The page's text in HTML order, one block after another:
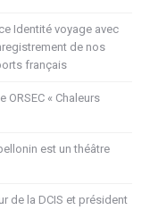
Identité voyage avec
de nos
français
« Chaleurs
est un théâtre
de la DCIS et président